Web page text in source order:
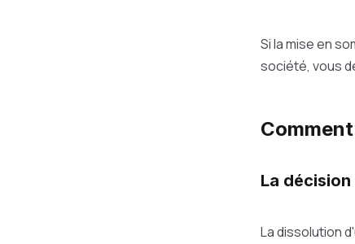
Si la mise en
société, vous
La
La dissolution